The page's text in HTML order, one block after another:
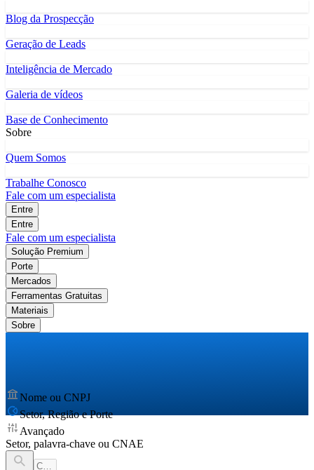
Blog da Prospecção
Geração de Leads
Inteligência de Mercado
Galeria de vídeos
Base de Conhecimento
Sobre
Quem Somos
Trabalhe Conosco
Fale com um especialista
Entre
Entre
Fale com um especialista
Solução Premium
Porte
Mercados
Ferramentas Gratuitas
Materiais
Sobre
Nome ou CNPJ
Setor, Região e Porte
Avançado
Setor, palavra-chave ou CNAE